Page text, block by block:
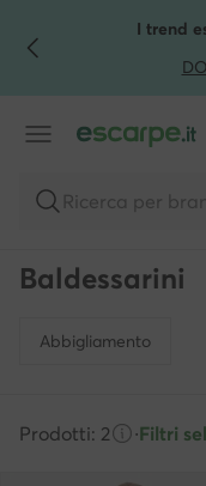
VAI AL CONTENUTO
VAI ALLA RICERCA
I trend
Ricerca per
Baldessarini
Abbigliamento
Prodotti: 2 ·Filtri